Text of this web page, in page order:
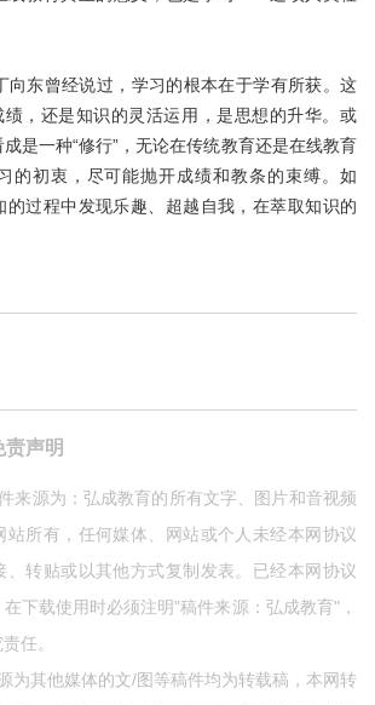
东曾经说过，学习的根本在于学有所获。这
绩，还是知识的灵活运用，是思想的升华。或
是一种“修行”，无论在传统教育还是在线教育
的初衷，尽可能抛开成绩和教条的束缚。如
的过程中发现乐趣、超越自我，在萃取知识的
声明
来源为：弘成教育的所有文字、图片和音视频
站所有，任何媒体、网站或个人未经本网协议
、转贴或以其他方式复制发表。已经本网协议
下载使用时必须注明"稿件来源：弘成教育"，
任。
为其他媒体的文/图等稿件均为转载稿，本网转